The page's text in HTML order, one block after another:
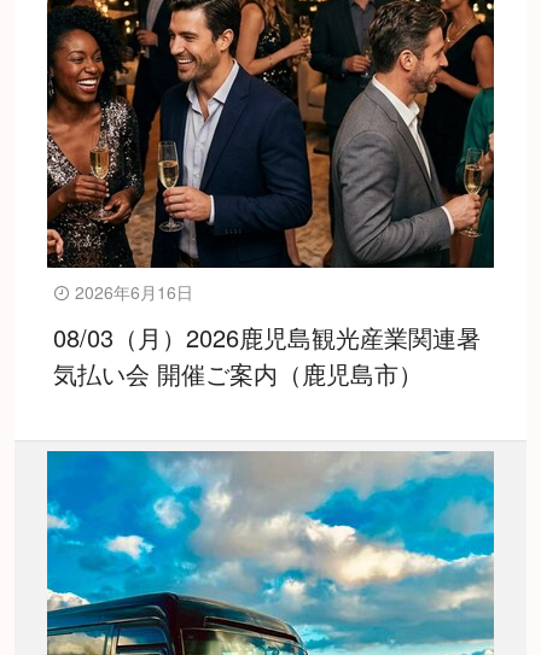
2026年6月16日
08/03（月）2026鹿児島観光産業関連暑
気払い会 開催ご案内（鹿児島市）